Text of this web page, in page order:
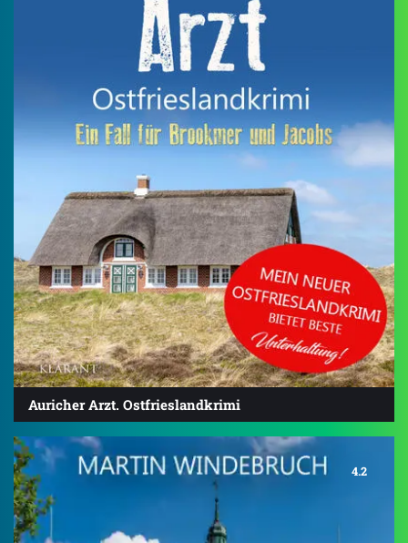
Auricher Arzt. Ostfrieslandkrimi
4.2